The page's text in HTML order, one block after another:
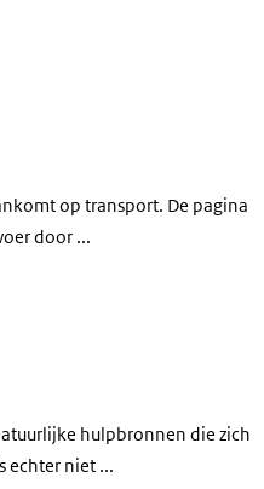
op transport. De pagina
door ...
hulpbronnen die zich
echter niet ...